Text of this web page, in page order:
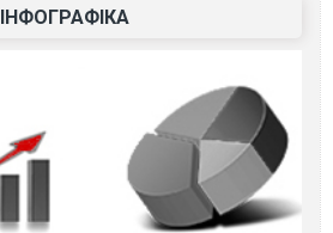
ІНФОГРАФІКА